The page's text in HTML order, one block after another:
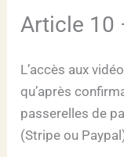
Article 10
L’accès aux
qu’après
passerelles de
(Stripe ou